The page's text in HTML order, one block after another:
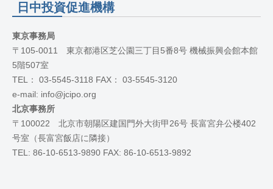
日中投資促進機構
東京事務局
〒105-0011 東京都港区芝公園三丁目5番8号 機械振興会館本館
5階507室
TEL： 03-5545-3118 FAX： 03-5545-3120
e-mail: info@jcipo.org
北京事務所
〒100022 北京市朝陽区建国門外大街甲26号 長富宮弁公楼402
号室（長富宮飯店に隣接）
TEL: 86-10-6513-9890 FAX: 86-10-6513-9892